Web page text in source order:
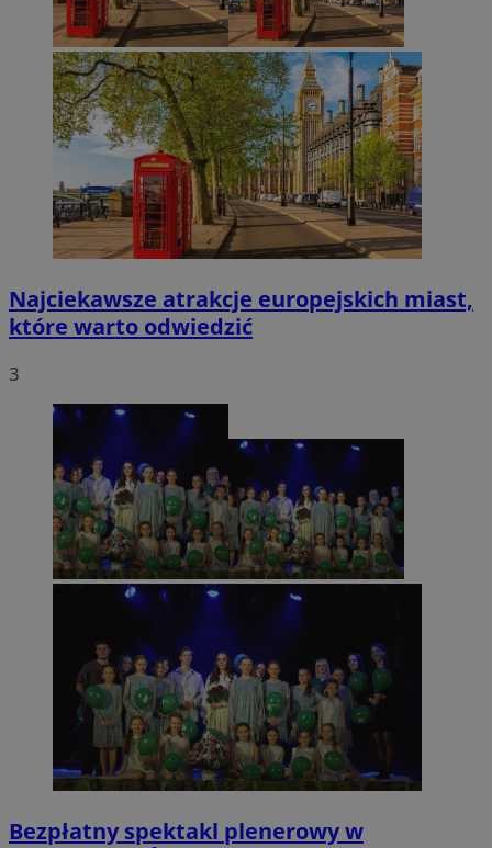
Najciekawsze atrakcje europejskich miast,
które warto odwiedzić
3
Bezpłatny spektakl plenerowy w